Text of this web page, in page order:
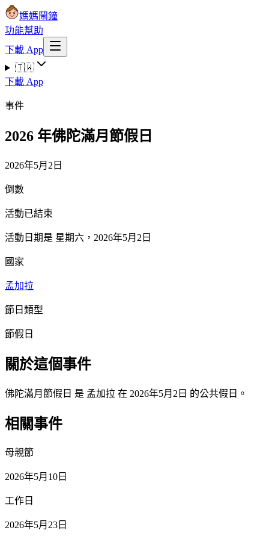
媽媽鬧鐘
功能幫助
下載 App
🇹🇼
下載 App
事件
2026 年佛陀滿月節假日
2026年5月2日
倒數
活動已結束
活動日期是 星期六，2026年5月2日
國家
孟加拉
節日類型
節假日
關於這個事件
佛陀滿月節假日 是 孟加拉 在 2026年5月2日 的公共假日。
相關事件
母親節
2026年5月10日
工作日
2026年5月23日